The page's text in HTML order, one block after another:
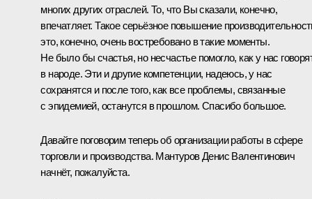
многих других отраслей. То, что Вы сказали, конечно,
впечатляет. Такое серьёзное повышение
это, конечно, очень востребовано в такие моменты.
Не было бы счастья, но несчастье помогло, как у нас
в народе. Эти и другие компетенции, надеюсь, у нас
сохранятся и после того, как все проблемы, связанные
с эпидемией, останутся в прошлом. Спасибо большое.
Давайте поговорим теперь об организации работы в сфере
торговли и производства. Мантуров Денис Валентинович
начнёт, пожалуйста.